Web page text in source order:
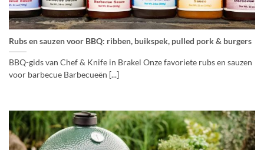
Rubs en sauzen voor BBQ: ribben, buikspek, pulled pork & burgers
BBQ-gids van Chef & Knife in Brakel Onze favoriete rubs en sauzen
voor barbecue Barbecueën [...]